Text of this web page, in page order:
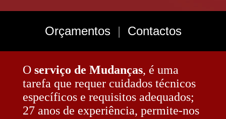
Orçamentos | Contactos
O serviço de Mudanças, é uma
tarefa que requer cuidados técnicos
específicos e requisitos adequados;
27 anos de experiência, permite-nos